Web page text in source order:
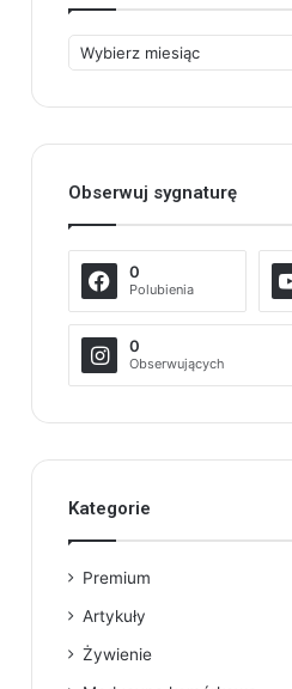
Archiwum
Obserwuj sygnaturę
0
Polubienia
0
Obserwujących
Kategorie
Premium
Artykuły
Żywienie